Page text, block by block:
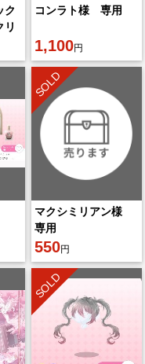
ク
リ
コンラト様 専用
1,100円
SOLD
マクシミリアン様
専用
550円
SOLD